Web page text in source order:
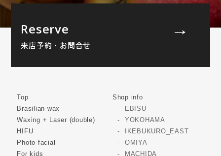
Reserve
来店予約・お問合せ
Top
Brasilian wax
Waxing + Laser (double)
HIFU
Photo facial
For kids
Shop info
EBISU
YOKOHAMA
IKEBUKURO_EAST
OMIYA
MACHIDA